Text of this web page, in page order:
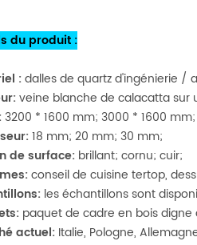
du produit :
:dalles de quartz d'ingénierie /
veine blanche de calacatta sur
3200 * 1600 mm; 3000 * 1600
18 mm; 20 mm; 30 mm;
de surface: brillant; cornu; cuir;
conseil de cuisine tertop,
les échantillons sont
paquet de cadre en bois
actuel: Italie, Pologne,